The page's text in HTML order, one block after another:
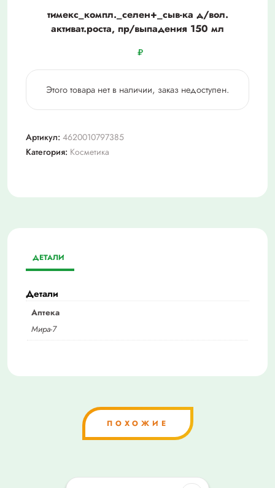
тимекс_компл._селен+_сыв-ка д/вол.
активат.роста, пр/выпадения 150 мл
₽
Этого товара нет в наличии, заказ недоступен.
Артикул: 4620010797385
Категория: Косметика
ДЕТАЛИ
Детали
Аптека
Мира-7
ПОХОЖИЕ